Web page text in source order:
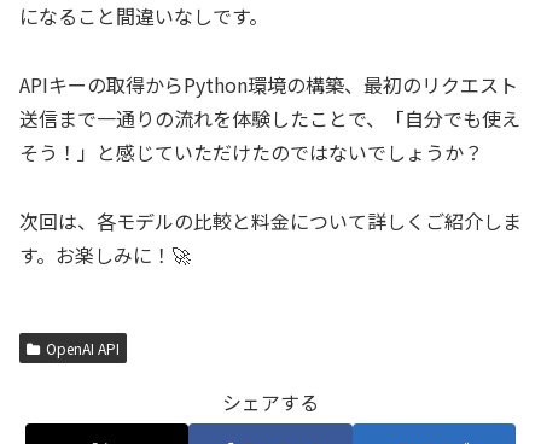
になること間違いなしです。
APIキーの取得からPython環境の構築、最初のリクエスト
送信まで一通りの流れを体験したことで、「自分でも使え
そう！」と感じていただけたのではないでしょうか？
次回は、各モデルの比較と料金について詳しくご紹介しま
す。お楽しみに！🚀
OpenAI API
シェアする